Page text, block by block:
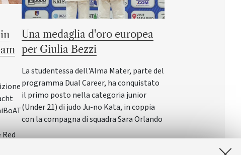
Una medaglia d'oro europea
per Giulia Bezzi
La studentessa dell'Alma Mater, parte del
programma Dual Career, ha conquistato
il primo posto nella categoria junior
(Under 21) di judo Ju-no Kata, in coppia
con la compagna di squadra Sara Orlando